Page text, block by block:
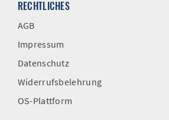
RECHTLICHES
AGB
Impressum
Datenschutz
Widerrufsbelehrung
OS-Plattform